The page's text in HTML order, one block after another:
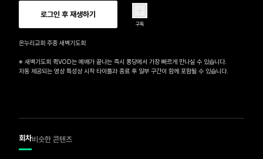
로그인 후 재생하기
구독
온누리교회 주중 새벽기도회
※ 새벽기도회 퀵VOD는 예배가 끝나는 즉시 퐁당에서 가장 빠르게 만나실 수 있습니다.
자동 제공되는 영상 특성상 시작 타이틀과 종료 후 일부 구간이 함께 포함될 수 있습니다.
회차비슷한 콘텐츠